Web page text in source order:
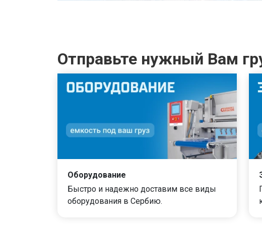
Отправьте нужный Вам
Оборудование
Быстро и надежно доставим все виды
оборудования в Сербию.